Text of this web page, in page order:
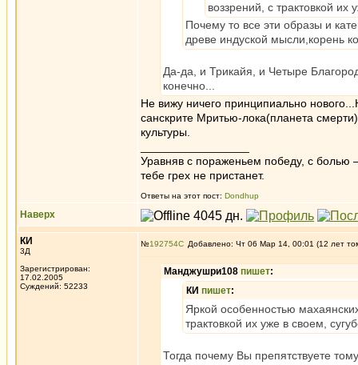
воззрений, с трактовкой
Почему то все эти образы и
древе индуской мысли,корень
Да-да, и Трикайя, и Четыре
конечно...
Не вижу ничего принципиально
санскрите Мритью-лока(планета
культуры.
Уравняв с пораженьем победу, с болью
тебе грех не пристанет.
Ответы на этот пост: Dondhup
Наверх
КИ
3Д
Зарегистрирован:
17.02.2005
Суждений: 52233
№192754 Добавлено: Чт 06 Мар 14, 00:01 (12 лет
Манджушри108 пишет:
КИ пишет:
Яркой особенностью
трактовкой их уже в своем,
Тогда почему Вы препятствуете